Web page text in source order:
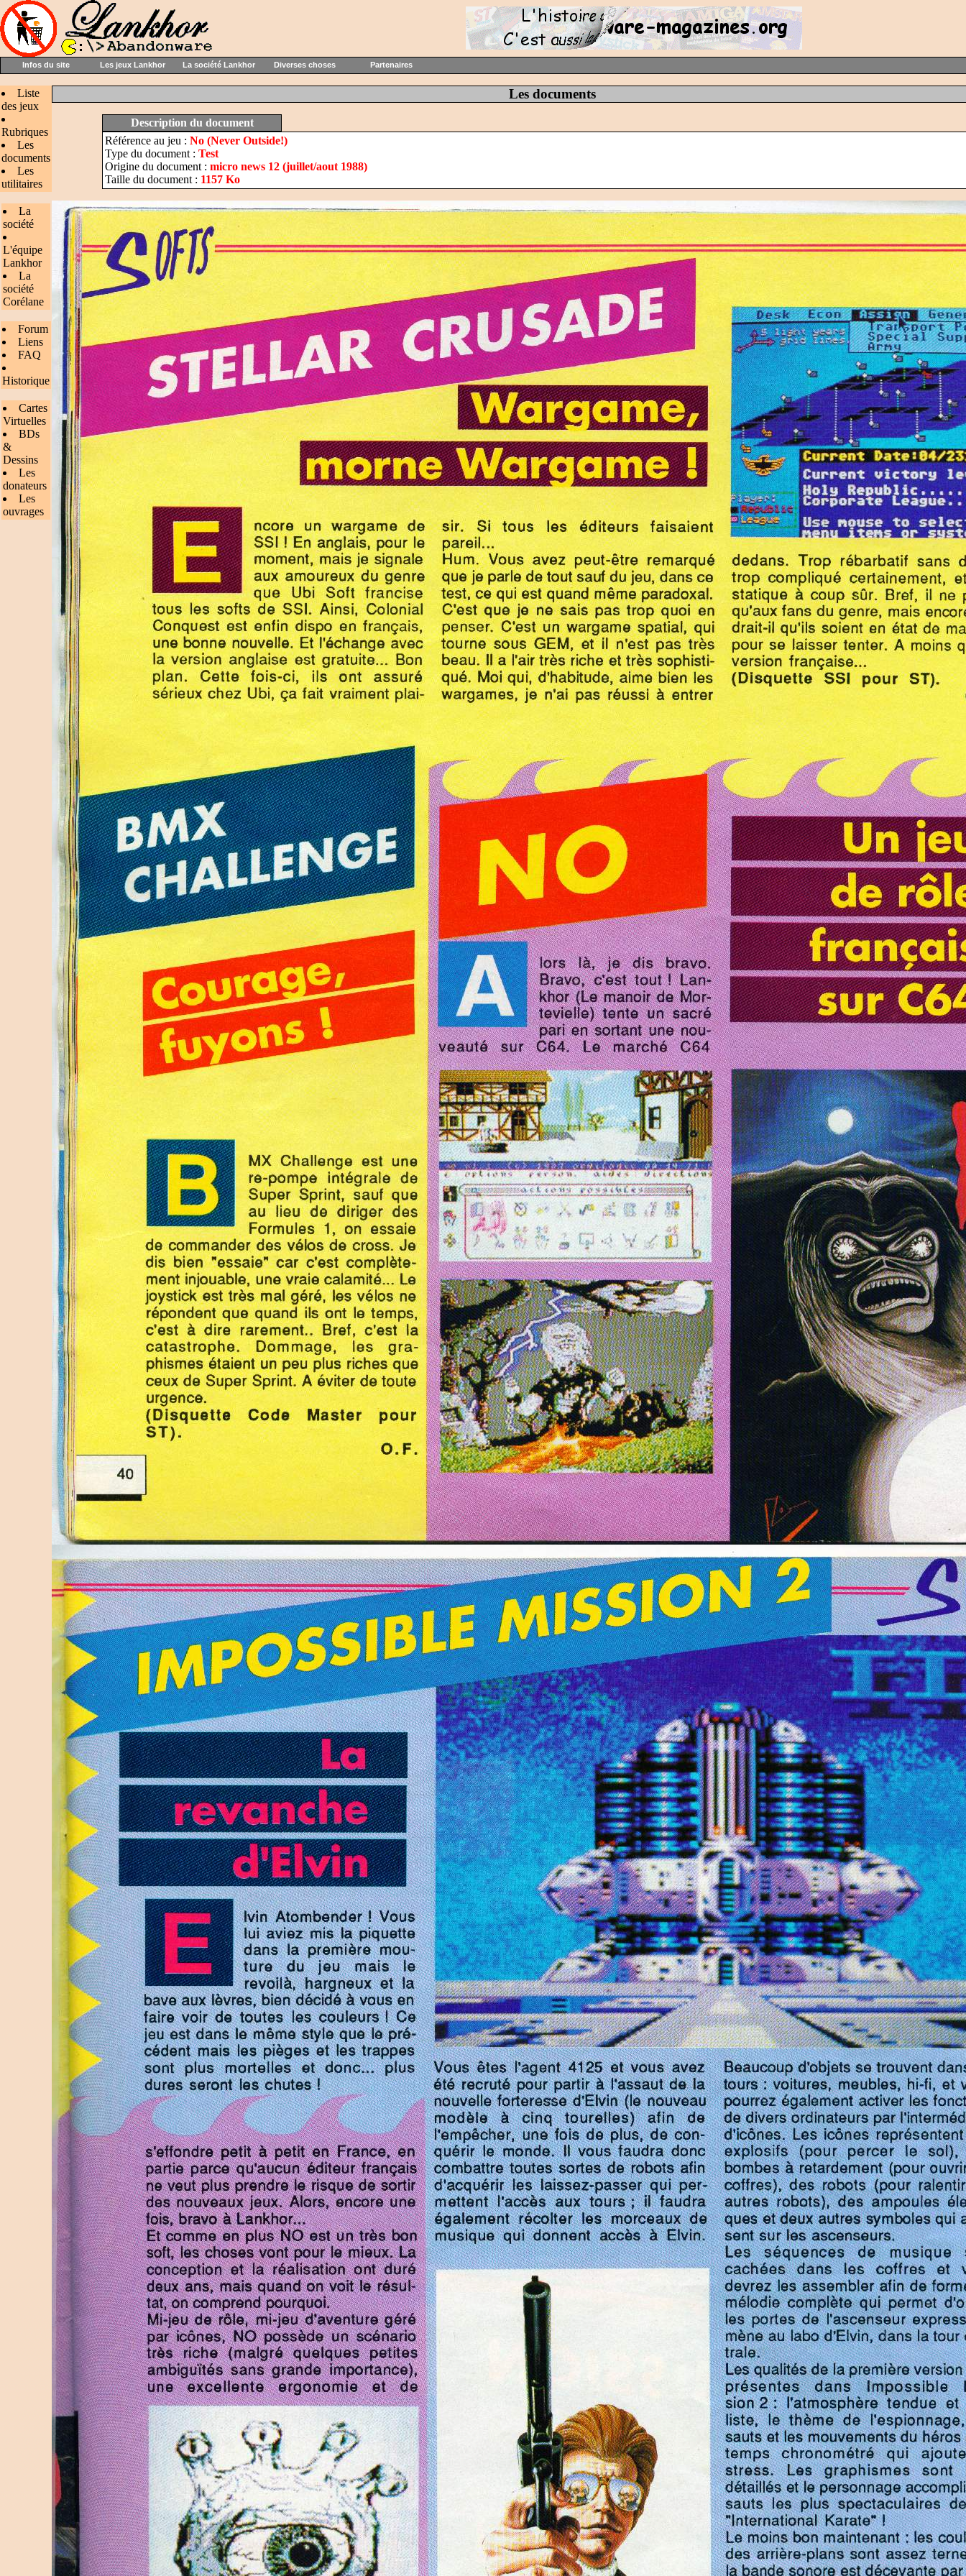
Infos du site Les jeux Lankhor La société Lankhor Diverses choses Partenaires
Liste
des jeux
Rubriques
Les
documents
Les
utilitaires
La
société
L'équipe
Lankhor
La
société
Corélane
Forum
Liens
FAQ
Historique
Cartes
Virtuelles
BDs
&
Dessins
Les
donateurs
Les
ouvrages
Les documents
Description du document
Référence au jeu : No (Never Outside!)
Type du document : Test
Origine du document : micro news 12 (juillet/aout 1988)
Taille du document : 1157 Ko